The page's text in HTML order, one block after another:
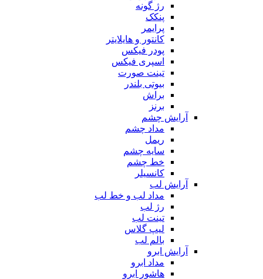
رژ گونه
پنکک
پرایمر
کانتور و هایلایتر
پودر فیکس
اسپری فیکس
تینت صورت
بیوتی بلندر
براش
برنز
آرایش چشم
مداد چشم
ریمل
سایه چشم
خط چشم
کانسیلر
آرایش لب
مداد لب و خط لب
رژ لب
تینت لب
لیپ گلاس
بالم لب
آرایش ابرو
مداد ابرو
هاشور ابرو